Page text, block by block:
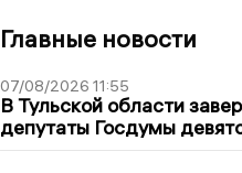
Главные новости
07/08/2026 11:55
В Тульской области
депутаты Госдумы